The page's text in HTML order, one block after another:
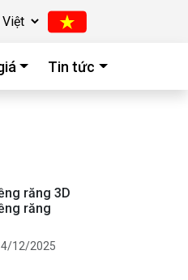
Tin tức
răng 3D
răng
12/2025